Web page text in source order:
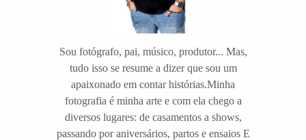
Sou fotógrafo, pai, músico, produtor... Mas,
tudo isso se resume a dizer que sou um
apaixonado em contar histórias.Minha
fotografia é minha arte e com ela chego a
diversos lugares: de casamentos a shows,
passando por aniversários, partos e ensaios E